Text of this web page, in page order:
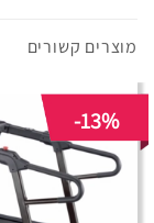
מוצרים קשורים
-13%